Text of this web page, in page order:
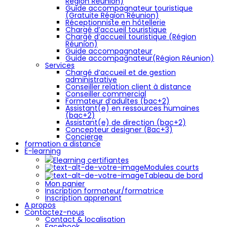
Guide accompagnateur touristique
(Gratuite Région Réunion)
Réceptionniste en hôtellerie
Chargé d’accueil touristique
Chargé d’accueil touristique (Région
Réunion)
Guide accompagnateur
Guide accompagnateur(Région Réunion)
Services
Chargé d’accueil et de gestion
administrative
Conseiller relation client à distance
Conseiller commercial
Formateur d’adultes (bac+2)
Assistant(e) en ressources humaines
(bac+2)
Assistant(e) de direction (bac+2)
Concepteur designer (Bac+3)
Concierge
formation a distance
E-learning
Elearning certifiantes
Modules courts
Tableau de bord
Mon panier
Inscription formateur/formatrice
Inscription apprenant
A propos
Contactez-nous
Contact & localisation